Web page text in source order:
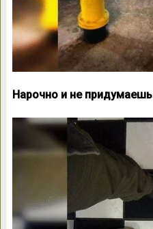
Нарочно и не придумаешь